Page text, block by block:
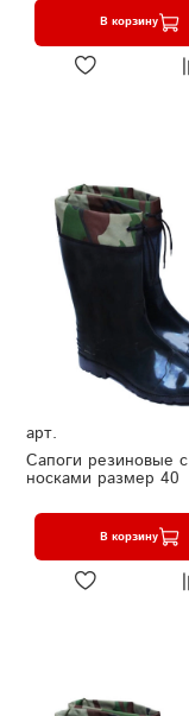
В корзину
арт.
Сапоги резиновые с
носками размер 40
В корзину